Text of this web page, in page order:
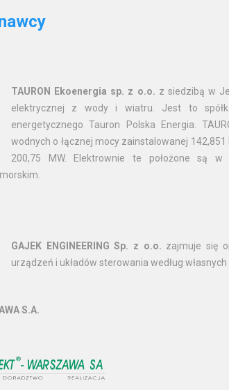
TAURON Ekoenergia sp. z o.o. z siedzibą w
elektrycznej z wody i wiatru. Jest to
energetycznego Tauron Polska Energia.
wodnych o łącznej mocy zainstalowanej
200,75 MW. Elektrownie te położone są w
GAJEK ENGINEERING Sp. z o.o. zajmuje się
urządzeń i układów sterowania według
S.A.